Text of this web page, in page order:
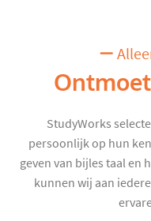
StudyWorks
persoonlijk op hun
geven van bijles taal en
kunnen wij aan